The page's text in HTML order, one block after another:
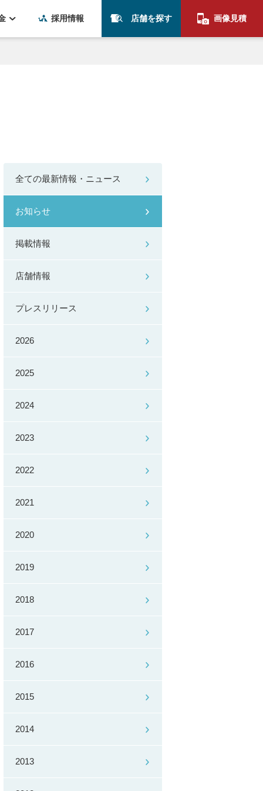
採用情報 店舗を探す 画像見積
全ての最新情報・ニュース
お知らせ
掲載情報
店舗情報
プレスリリース
2026
2025
2024
2023
2022
2021
2020
2019
2018
2017
2016
2015
2014
2013